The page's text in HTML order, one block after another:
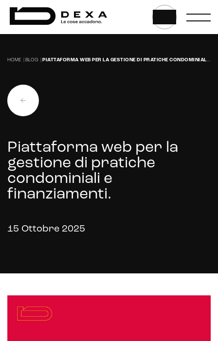
Web application e app
Whistleblowing
UX/UI Design
Gestione hosting e manutenzione di siti web
HOME BLOG PIATTAFORMA WEB PER LA GESTIONE DI PRATICHE CONDOMINIALI E FINANZIAMENTI.
Piattaforma web per la
gestione di pratiche
condominiali e
finanziamenti.
15 Ottobre 2025